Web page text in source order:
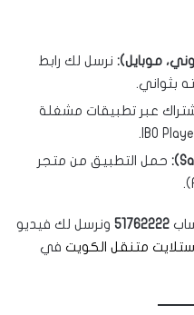
نرسل لك رابط
عبر تطبيقات مشغلة
حمل التطبيق من متجر
51762222 ونرسل لك فيديو
متنقل الكويت في